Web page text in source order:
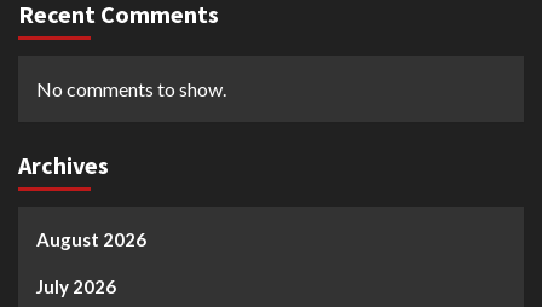
Recent Comments
No comments to show.
Archives
August 2026
July 2026